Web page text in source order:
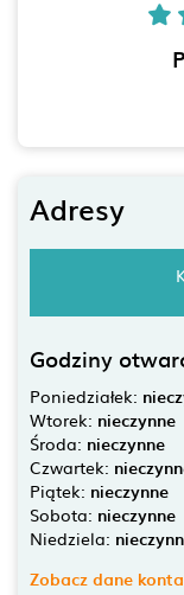
Adresy
Godziny
Poniedziałek:
Wtorek: nieczynne
Środa: nieczynne
Czwartek:
Piątek: nieczynne
Sobota: nieczynne
Niedziela:
Zobacz dane